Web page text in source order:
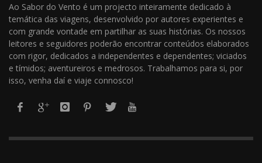
Ao Sabor do Vento é um projecto inteiramente dedicado à
temática das viagens, desenvolvido por autores experientes e
com grande vontade em partilhar as suas histórias. Os nossos
leitores e seguidores poderão encontrar conteúdos elaborados
com rigor, dedicados a independentes e dependentes; viciados
e tímidos; aventureiros e medrosos. Trabalhamos para si, por
isso, venha daí e viaje connosco!